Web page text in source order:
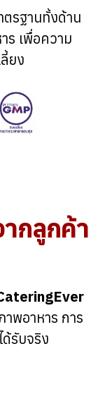
รฐานทั้งด้าน
ร เพื่อความ
ยง
กลูกค้า
พอาหาร การ
ด้รับจริง